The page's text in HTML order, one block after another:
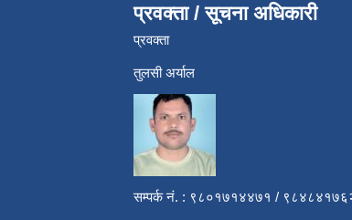
प्रवक्ता / सूचना अधिकारी
प्रवक्ता
तुलसी अर्याल
सम्पर्क नं. : ९८०१७१४४७१ /